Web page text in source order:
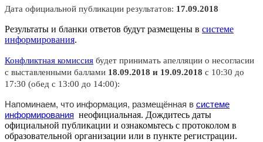
Дата официальной публикации результатов: 17.09.2018
Результаты и бланки ответов будут размещены в системе
информирования.
Конфликтная комиссия будет принимать апелляции о несогласии
с выставленными баллами 18.09.2018 и 19.09.2018 с 10:30 до
17:30 (обед с 13:00 до 14:00):
Напоминаем, что информация, размещённая в системе
информирования неофициальная. Дождитесь даты
официальной публикации и ознакомьтесь с протоколом в
образовательной организации или в пункте регистрации.